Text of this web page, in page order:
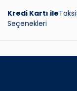
Kredi Kartı ile
Seçenekleri